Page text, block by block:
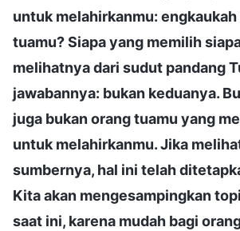
untuk melahirkanmu:
tuamu? Siapa yang memilih
melihatnya dari sudut pandang
jawabannya: bukan keduanya.
juga bukan orang tuamu yang
untuk melahirkanmu. Jika
sumbernya, hal ini telah
Kita akan mengesampingkan
saat ini, karena mudah bagi